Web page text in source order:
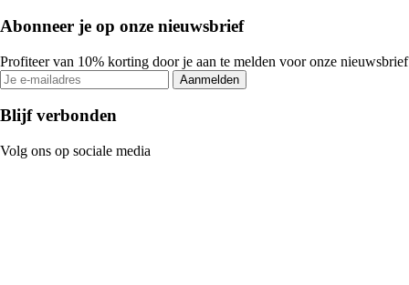
Abonneer je op onze nieuwsbrief
Profiteer van 10% korting door je aan te melden voor onze nieuwsbrief
Aanmelden
Blijf verbonden
Volg ons op sociale media